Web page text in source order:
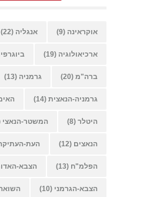
אוקראינה (9) אנגליה (22)
ארכיאולוגיה (19)
ברה"מ (20) גרמניה (13)
גרמניה-הנאצית (14)
היטלר (8) המשטר-הנאצי
הנאצים (12) העת-
הפלמ"ח (13) הצבא-
הצבא-הגרמני (10)